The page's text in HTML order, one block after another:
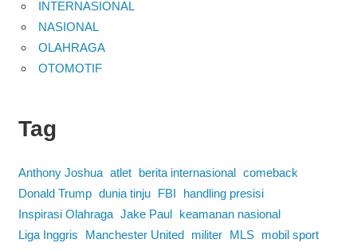
INTERNASIONAL
NASIONAL
OLAHRAGA
OTOMOTIF
Tag
Anthony Joshua atlet berita internasional comeback
Donald Trump dunia tinju FBI
handling presisi
Inspirasi Olahraga Jake Paul
keamanan nasional
Liga Inggris
Manchester United militer MLS
mobil sport